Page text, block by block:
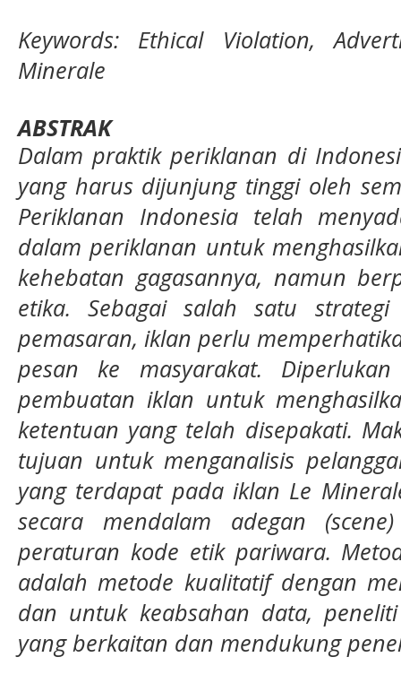
Keywords: Ethical Violation,
Minerale
ABSTRAK
Dalam praktik periklanan di
yang harus dijunjung tinggi oleh
Periklanan Indonesia telah
dalam periklanan untuk
kehebatan gagasannya, namun
etika. Sebagai salah satu
pemasaran, iklan perlu
pesan ke masyarakat.
pembuatan iklan untuk
ketentuan yang telah disepakati.
tujuan untuk menganalisis
yang terdapat pada iklan Le
secara mendalam adegan
peraturan kode etik pariwara.
adalah metode kualitatif dengan
dan untuk keabsahan data,
yang berkaitan dan mendukung